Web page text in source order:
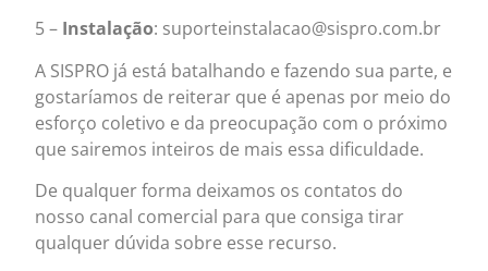
5 – Instalação: suporteinstalacao@sispro.com.br
A SISPRO já está batalhando e fazendo sua parte, e
gostaríamos de reiterar que é apenas por meio do
esforço coletivo e da preocupação com o próximo
que sairemos inteiros de mais essa dificuldade.
De qualquer forma deixamos os contatos do
nosso canal comercial para que consiga tirar
qualquer dúvida sobre esse recurso.